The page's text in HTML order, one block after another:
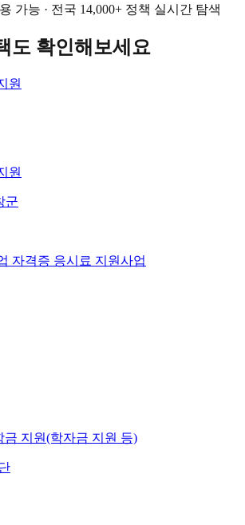
가능 · 전국 14,000+ 정책 실시간 탐색
도 확인해보세요
원
원
군
자격증 응시료 지원사업
금 지원(학자금 지원 등)